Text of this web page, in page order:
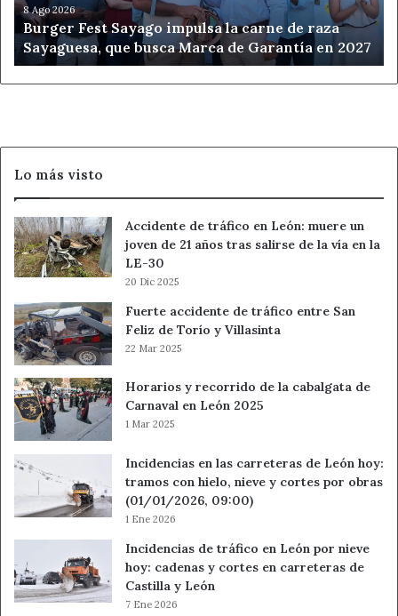
raza
Sayaguesa,
que
busca
Marca
8 Ago 2026
Burger Fest Sayago impulsa la carne de raza
Sayaguesa, que busca Marca de Garantía en 2027
Lo más visto
Accidente de tráfico en León: muere un
joven de 21 años tras salirse de la vía en la
LE-30
20 Dic 2025
Fuerte accidente de tráfico entre San
Feliz de Torío y Villasinta
22 Mar 2025
Horarios y recorrido de la cabalgata de
Carnaval en León 2025
1 Mar 2025
Incidencias en las carreteras de León hoy:
tramos con hielo, nieve y cortes por obras
(01/01/2026, 09:00)
1 Ene 2026
Incidencias de tráfico en León por nieve
hoy: cadenas y cortes en carreteras de
Castilla y León
7 Ene 2026